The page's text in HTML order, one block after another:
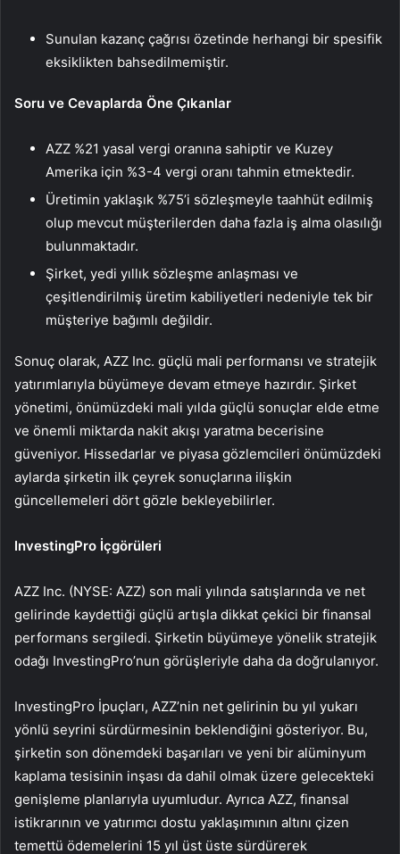
Sunulan kazanç çağrısı özetinde herhangi bir spesifik
eksiklikten bahsedilmemiştir.
Soru ve Cevaplarda Öne Çıkanlar
AZZ %21 yasal vergi oranına sahiptir ve Kuzey
Amerika için %3-4 vergi oranı tahmin etmektedir.
Üretimin yaklaşık %75’i sözleşmeyle taahhüt edilmiş
olup mevcut müşterilerden daha fazla iş alma olasılığı
bulunmaktadır.
Şirket, yedi yıllık sözleşme anlaşması ve
çeşitlendirilmiş üretim kabiliyetleri nedeniyle tek bir
müşteriye bağımlı değildir.
Sonuç olarak, AZZ Inc. güçlü mali performansı ve stratejik
yatırımlarıyla büyümeye devam etmeye hazırdır. Şirket
yönetimi, önümüzdeki mali yılda güçlü sonuçlar elde etme
ve önemli miktarda nakit akışı yaratma becerisine
güveniyor. Hissedarlar ve piyasa gözlemcileri önümüzdeki
aylarda şirketin ilk çeyrek sonuçlarına ilişkin
güncellemeleri dört gözle bekleyebilirler.
InvestingPro İçgörüleri
AZZ Inc. (NYSE: AZZ) son mali yılında satışlarında ve net
gelirinde kaydettiği güçlü artışla dikkat çekici bir finansal
performans sergiledi. Şirketin büyümeye yönelik stratejik
odağı InvestingPro’nun görüşleriyle daha da doğrulanıyor.
InvestingPro İpuçları, AZZ’nin net gelirinin bu yıl yukarı
yönlü seyrini sürdürmesinin beklendiğini gösteriyor. Bu,
şirketin son dönemdeki başarıları ve yeni bir alüminyum
kaplama tesisinin inşası da dahil olmak üzere gelecekteki
genişleme planlarıyla uyumludur. Ayrıca AZZ, finansal
istikrarının ve yatırımcı dostu yaklaşımının altını çizen
temettü ödemelerini 15 yıl üst üste sürdürerek